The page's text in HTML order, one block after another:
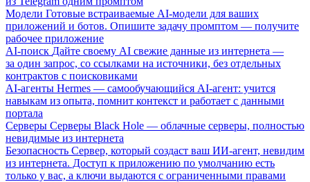
Модели Готовые встраиваемые AI-модели для ваших
приложений и ботов. Опишите задачу промптом — получите
рабочее приложение
AI-поиск Дайте своему AI свежие данные из интернета —
за один запрос, со ссылками на источники, без отдельных
контрактов с поисковиками
AI-агенты Hermes — самообучающийся AI-агент: учится
навыкам из опыта, помнит контекст и работает с данными
портала
Серверы Серверы Black Hole — облачные серверы, полностью
невидимые из интернета
Безопасность Сервер, который создаст ваш ИИ-агент, невидим
из интернета. Доступ к приложению по умолчанию есть
только у вас, а ключи выдаются с ограниченными правами